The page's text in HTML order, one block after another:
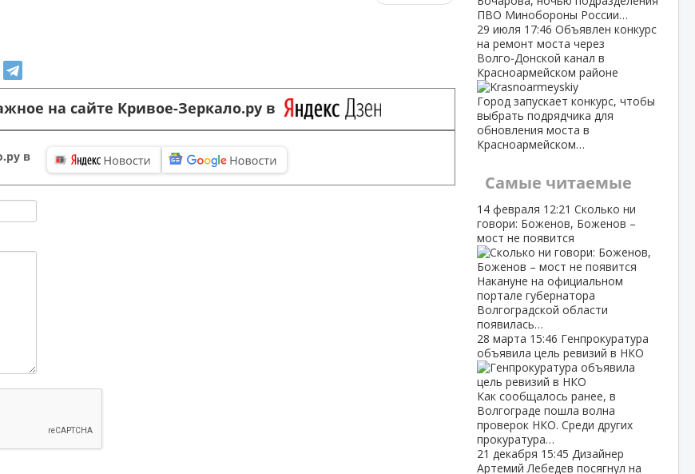
на сайте Кривое-Зеркало.ру в
в
ПВО Минобороны России…
29 июля 17:46 Объявлен конкурс
на ремонт моста через
Волго‑Донской канал в
Красноармейском районе
Город запускает конкурс, чтобы
выбрать подрядчика для
обновления моста в
Красноармейском…
Самые читаемые
14 февраля 12:21 Сколько ни
говори: Боженов, Боженов –
мост не появится
Накануне на официальном
портале губернатора
Волгоградской области
появилась…
28 марта 15:46 Генпрокуратура
объявила цель ревизий в НКО
Как сообщалось ранее, в
Волгограде пошла волна
проверок НКО. Среди других
прокуратура…
21 декабря 15:45 Дизайнер
Артемий Лебедев посягнул на